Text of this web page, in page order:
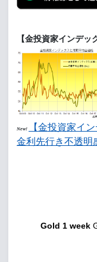
【金投資家インデッ
New!
【金投資家イ
金利先行き不透明
Gold 1 week